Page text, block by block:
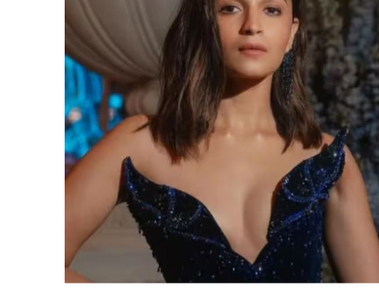
सिंह है। आपको बता दें, हरजस सिंह ने न्यू साउथ
चौंका दिया है। उन्होंने वनडे क्रिकेट में तिहरा
सिडनी के खिलाफ वेस्टर्न सबर्ब्स की ओर से खेलते
बल्ले से 35 गगनचुंबी छक्के निकले, जो उनकी
पूरे क्रिकेट जगत का ध्यान अपनी ओर खींच लिया
यह भी पढ़ें:तीनों फॉर्मेट में शतक लगाने वाले सबसे
चौकों-छक्कों की बरसात